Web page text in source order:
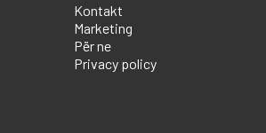
Kontakt
Marketing
Për ne
Privacy policy